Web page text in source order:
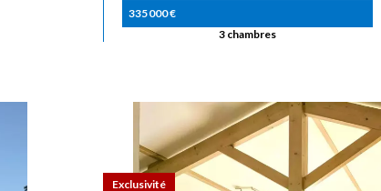
335 000 €
3 chambres
Exclusivité